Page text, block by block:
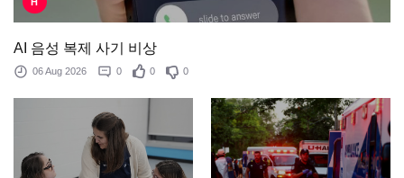
AI 음성 복제 사기 비상
06 Aug 2026 0 0 0